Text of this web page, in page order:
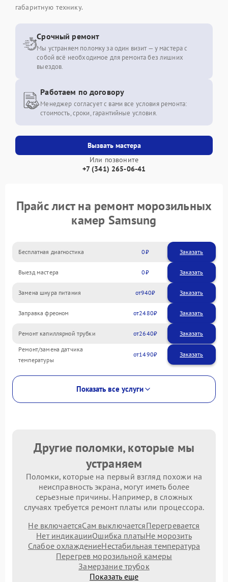
габаритную технику.
Вызвать мастера
Или позвоните
+7 (341) 265-06-41
Срочный ремонт
Мы устраняем поломку за один визит — у мастера с
собой всё необходимое для ремонта без лишних
выездов.
Работаем по договору
Менеджер согласует с вами все условия ремонта:
стоимость, сроки, гарантийные условия.
Прайс лист на ремонт морозильных
камер Samsung
Бесплатная диагностика 0 Заказать
Выезд мастера 0 Заказать
Замена шнура питания 940
Заправка фреоном 2480
Ремонт капиллярной трубки 2640
Ремонт/замена датчика
температуры
1490
Показать все услуги
Другие поломки, которые мы
устраняем
Поломки, которые на первый взгляд похожи на
неисправность экрана, могут иметь более
серьезные причины. Например, в сложных
случаях требуется ремонт платы или процессора.
Не включаетсяСам выключаетсяПерегревается
Нет индикацииОшибка платыНе морозить
Слабое охлаждениеНестабильная температура
Перегрев морозильной камеры
Замерзание трубок
Показать еще